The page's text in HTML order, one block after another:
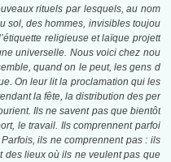
rituels par lesquels, au nom
sol, des hommes, invisibles toujou
religieuse et laïque projett
universelle. Nous voici chez nou
quand on le peut, les gens d
On leur lit la proclamation qui les
la fête, la distribution des per
Ils ne savent pas que bientôt
le travail. Ils comprennent parfoi
ils ne comprennent pas : ils
des lieux où ils ne veulent pas que